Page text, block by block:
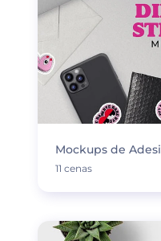
Mockups de
11 cenas